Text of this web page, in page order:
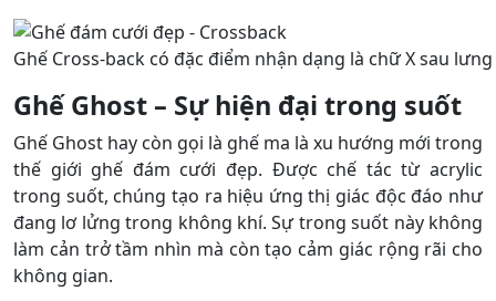
Ghế Cross-back có đặc điểm nhận dạng là chữ X sau lưng
Ghế Ghost – Sự hiện đại trong suốt
Ghế Ghost hay còn gọi là ghế ma là xu hướng mới trong
thế giới ghế đám cưới đẹp. Được chế tác từ acrylic
trong suốt, chúng tạo ra hiệu ứng thị giác độc đáo như
đang lơ lửng trong không khí. Sự trong suốt này không
làm cản trở tầm nhìn mà còn tạo cảm giác rộng rãi cho
không gian.